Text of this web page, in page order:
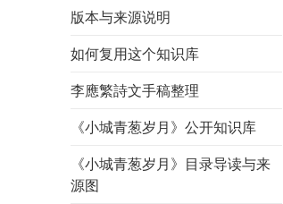
版本与来源说明
如何复用这个知识库
李應繁詩文手稿整理
《小城青葱岁月》公开知识库
《小城青葱岁月》目录导读与来
源图